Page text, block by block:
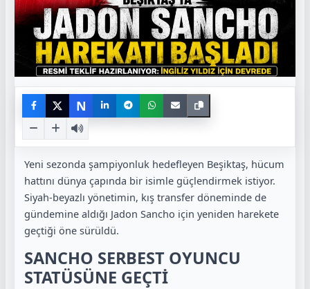
N
Yeni sezonda şampiyonluk hedefleyen Beşiktaş, hücum
hattını dünya çapında bir isimle güçlendirmek istiyor.
Siyah-beyazlı yönetimin, kış transfer döneminde de
gündemine aldığı Jadon Sancho için yeniden harekete
geçtiği öne sürüldü.
SANCHO SERBEST OYUNCU
STATÜSÜNE GEÇTİ